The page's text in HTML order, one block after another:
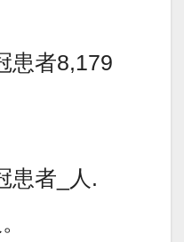
患者8,179
患者_人.